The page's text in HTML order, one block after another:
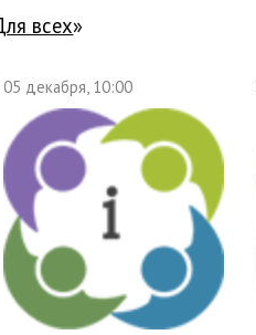
для всех»
05 декабря, 10:00